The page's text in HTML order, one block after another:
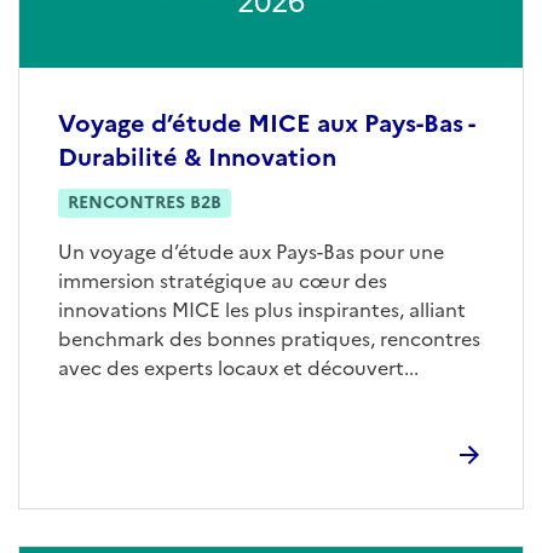
Voyage d’étude MICE aux Pays-Bas -
Durabilité & Innovation
RENCONTRES B2B
Un voyage d’étude aux Pays-Bas pour une
immersion stratégique au cœur des
innovations MICE les plus inspirantes, alliant
benchmark des bonnes pratiques, rencontres
avec des experts locaux et découvert...